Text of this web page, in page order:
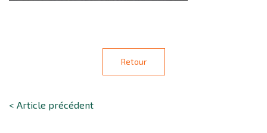
Retour
< Article précédent